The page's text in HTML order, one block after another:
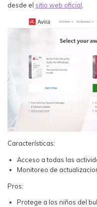
desde el sitio web oficial
Características:
Acceso a todas las
Monitoreo de
Pros:
Protege a los niños del